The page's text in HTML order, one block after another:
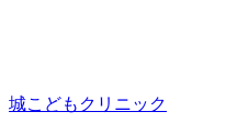
城こどもクリニック